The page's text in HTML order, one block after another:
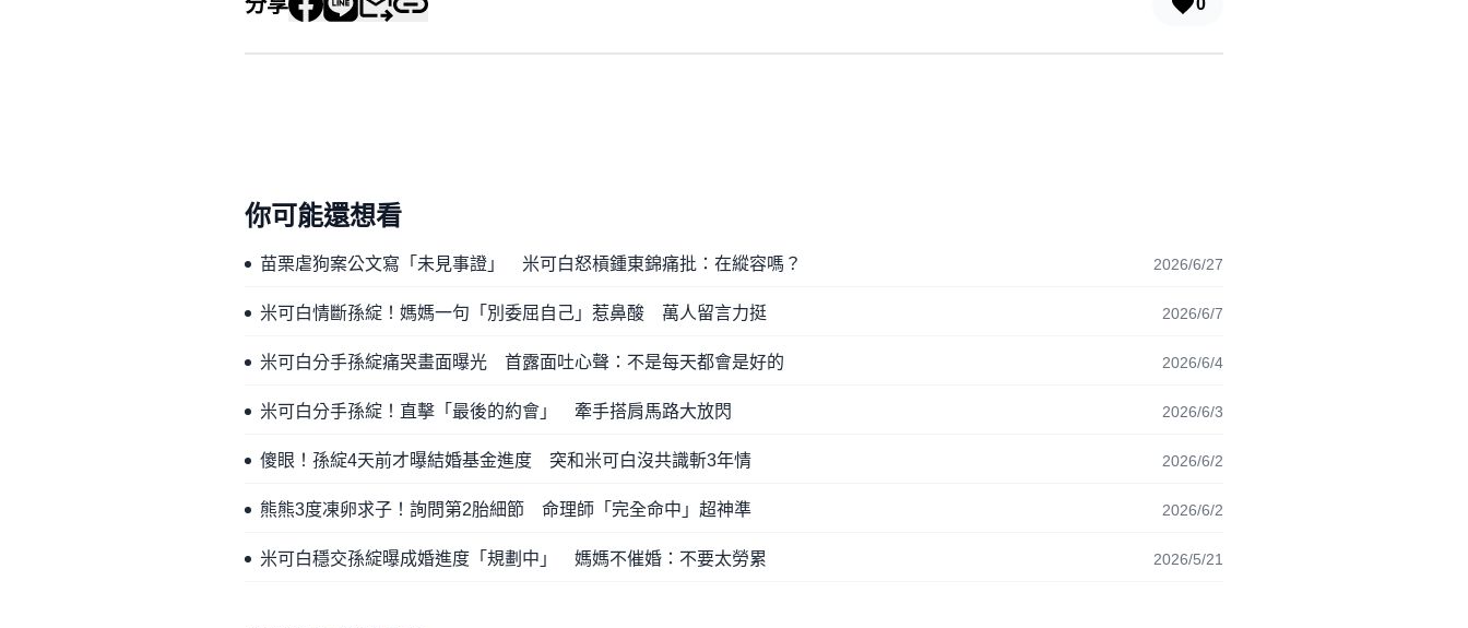
0
你可能還想看
苗栗虐狗案公文寫「未見事證」 米可白怒槓鍾東錦痛批：在縱容嗎？ 2026/6/27
米可白情斷孫綻！媽媽一句「別委屈自己」惹鼻酸 萬人留言力挺 2026/6/7
米可白分手孫綻痛哭畫面曝光 首露面吐心聲：不是每天都會是好的 2026/6/4
米可白分手孫綻！直擊「最後的約會」 牽手搭肩馬路大放閃 2026/6/3
傻眼！孫綻4天前才曝結婚基金進度 突和米可白沒共識斬3年情 2026/6/2
熊熊3度凍卵求子！詢問第2胎細節 命理師「完全命中」超神準 2026/6/2
米可白穩交孫綻曝成婚進度「規劃中」 媽媽不催婚：不要太勞累 2026/5/21